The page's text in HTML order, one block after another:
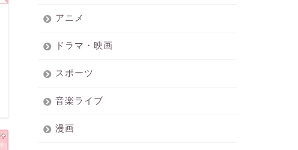
アニメ
ドラマ・映画
スポーツ
音楽ライブ
漫画